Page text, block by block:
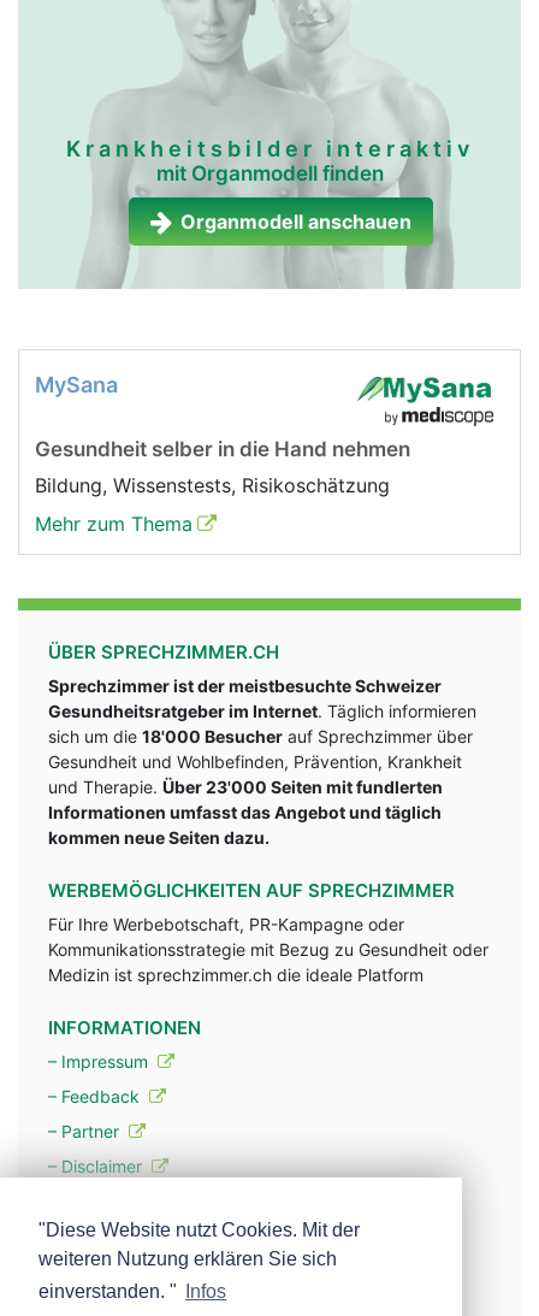
Krankheitsbilder interaktiv
mit Organmodell finden
Organmodell anschauen
MySana
Gesundheit selber in die Hand nehmen
Bildung, Wissenstests, Risikoschätzung
Mehr zum Thema
ÜBER SPRECHZIMMER.CH
Sprechzimmer ist der meistbesuchte Schweizer
Gesundheitsratgeber im Internet. Täglich informieren
sich um die 18'000 Besucher auf Sprechzimmer über
Gesundheit und Wohlbefinden, Prävention, Krankheit
und Therapie. Über 23'000 Seiten mit fundlerten
Informationen umfasst das Angebot und täglich
kommen neue Seiten dazu.
WERBEMÖGLICHKEITEN AUF SPRECHZIMMER
Für Ihre Werbebotschaft, PR-Kampagne oder
Kommunikationsstrategie mit Bezug zu Gesundheit oder
Medizin ist sprechzimmer.ch die ideale Platform
INFORMATIONEN
– Impressum
– Feedback
– Partner
– Disclaimer
– Werbung
– Mehr über unsere Experten
"Diese Website nutzt Cookies. Mit der
weiteren Nutzung erklären Sie sich
einverstanden. "
Infos